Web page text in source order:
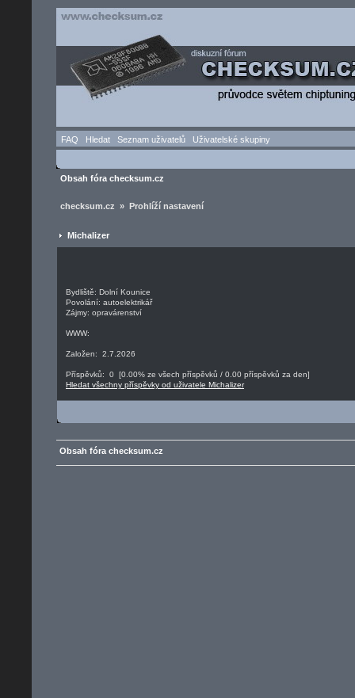
FAQ Hledat Seznam uživatelů Uživatelské skupiny
Obsah fóra checksum.cz
checksum.cz » Prohlíží nastavení
Michalizer
Bydliště: Dolní Kounice
Povolání: autoelektrikář
Zájmy: opravárenství
WWW:
Založen: 2.7.2026
Příspěvků: 0 [0.00% ze všech příspěvků / 0.00 příspěvků za den]
Hledat všechny příspěvky od uživatele Michalizer
Obsah fóra checksum.cz